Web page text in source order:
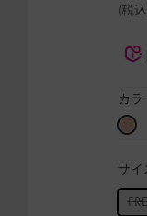
(税
カラ
サイ